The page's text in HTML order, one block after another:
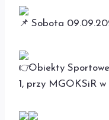
Sobota
Obiekty
1, przy MGOKSiR w